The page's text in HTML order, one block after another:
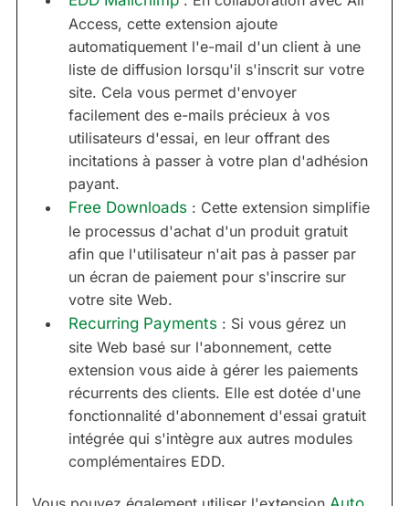
Access, cette extension ajoute
automatiquement l'e-mail d'un client à une
liste de diffusion lorsqu'il s'inscrit sur votre
site. Cela vous permet d'envoyer
facilement des e-mails précieux à vos
utilisateurs d'essai, en leur offrant des
incitations à passer à votre plan d'adhésion
payant.
Free Downloads : Cette extension simplifie
le processus d'achat d'un produit gratuit
afin que l'utilisateur n'ait pas à passer par
un écran de paiement pour s'inscrire sur
votre site Web.
Recurring Payments : Si vous gérez un
site Web basé sur l'abonnement, cette
extension vous aide à gérer les paiements
récurrents des clients. Elle est dotée d'une
fonctionnalité d'abonnement d'essai gratuit
intégrée qui s'intègre aux autres modules
complémentaires EDD.